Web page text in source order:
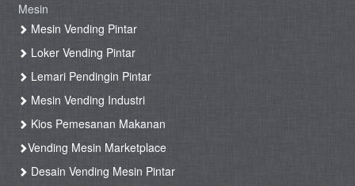
Mesin
Mesin Vending Pintar
Loker Vending Pintar
Lemari Pendingin Pintar
Mesin Vending Industri
Kios Pemesanan Makanan
Vending Mesin Marketplace
Desain Vending Mesin Pintar